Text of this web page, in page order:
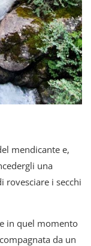
mendicante e,
una
rovesciare i secchi
in quel momento
da un